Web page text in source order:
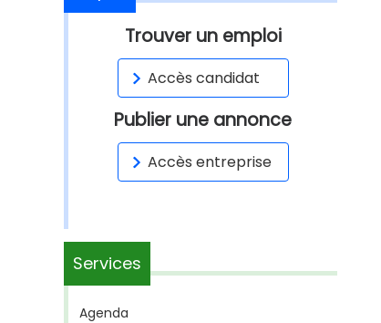
Trouver un emploi
Accès candidat
Publier une annonce
Accès entreprise
Services
Agenda